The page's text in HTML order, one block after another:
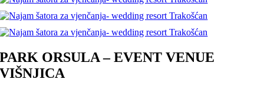
PARK ORSULA – EVENT VENUE
VIŠNJICA